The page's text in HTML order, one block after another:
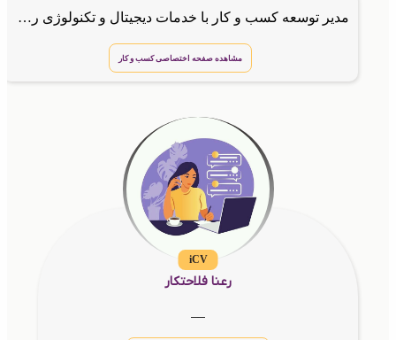
مدیر توسعه کسب و کار با خدمات دیجیتال و تکنولوژی روز جامعه و کوچینگ تیم وورک در بسترهولدینگ گسترش طراحان نقش الماس با برند تجاری اینوتی
مشاهده صفحه اختصاصی کسب و کار
iCV
رعنا فلاحتکار